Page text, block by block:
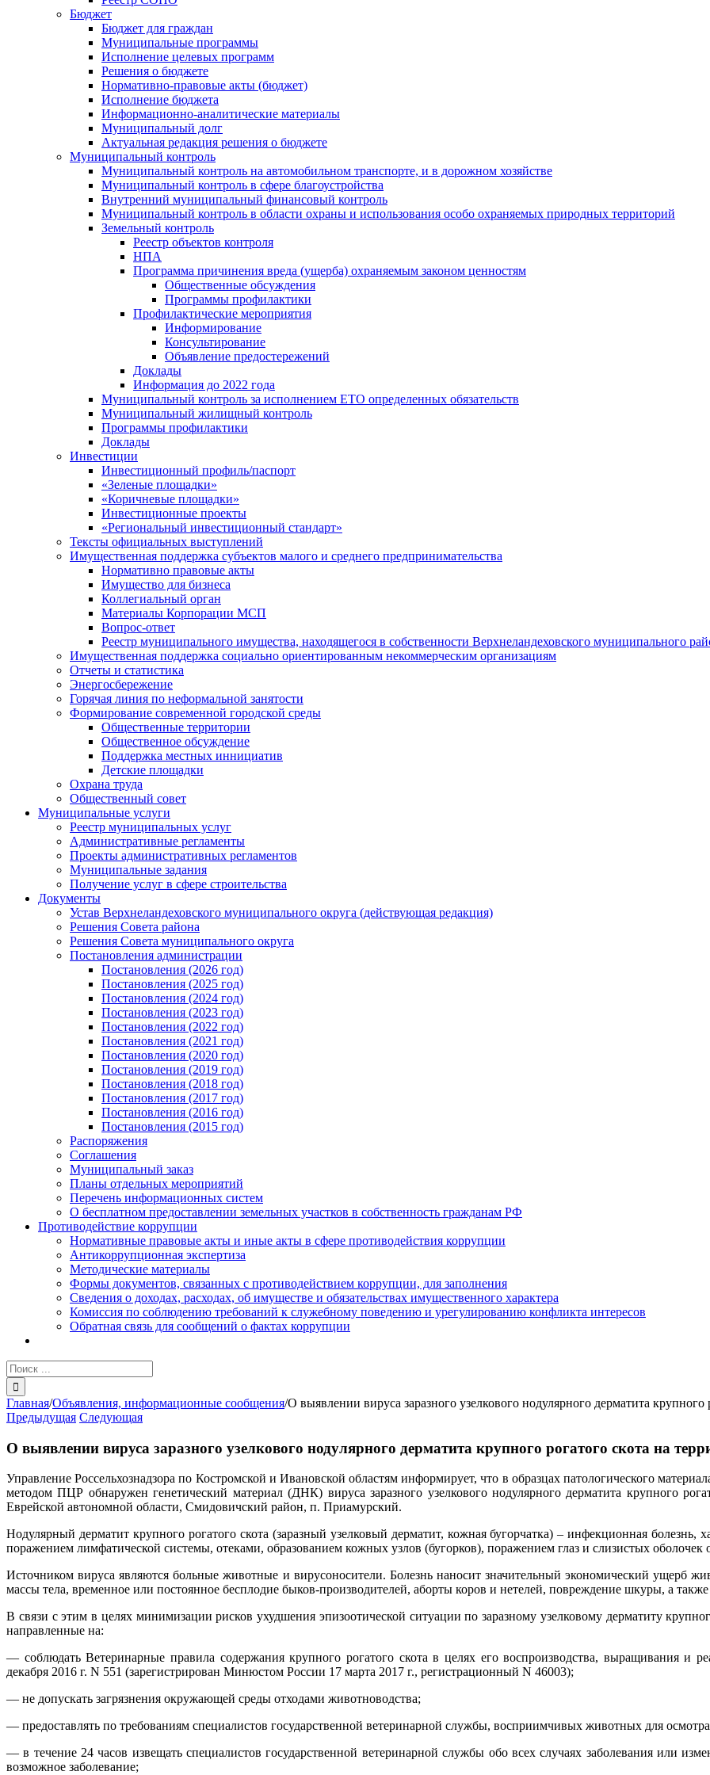
Бюджет
Бюджет для граждан
Муниципальные программы
Исполнение целевых программ
Решения о бюджете
Нормативно-правовые акты (бюджет)
Исполнение бюджета
Информационно-аналитические материалы
Муниципальный долг
Актуальная редакция решения о бюджете
Муниципальный контроль
Муниципальный контроль на автомобильном транспорте, и в дорожном хозяйстве
Муниципальный контроль в сфере благоустройства
Внутренний муниципальный финансовый контроль
Муниципальный контроль в области охраны и использования особо охраняемых природных территорий
Земельный контроль
Реестр объектов контроля
НПА
Программа причинения вреда (ущерба) охраняемым законом ценностям
Общественные обсуждения
Программы профилактики
Профилактические мероприятия
Информирование
Консультирование
Объявление предостережений
Доклады
Информация до 2022 года
Муниципальный контроль за исполнением ЕТО определенных обязательств
Муниципальный жилищный контроль
Программы профилактики
Доклады
Инвестиции
Инвестиционный профиль/паспорт
«Зеленые площадки»
«Коричневые площадки»
Инвестиционные проекты
«Региональный инвестиционный стандарт»
Тексты официальных выступлений
Имущественная поддержка субъектов малого и среднего предпринимательства
Нормативно правовые акты
Имущество для бизнеса
Коллегиальный орган
Материалы Корпорации МСП
Вопрос-ответ
Реестр муниципального имущества, находящегося в собственности Верхнеландеховского муниципального
Имущественная поддержка социально ориентированным некоммерческим организациям
Отчеты и статистика
Энергосбережение
Горячая линия по неформальной занятости
Формирование современной городской среды
Общественные территории
Общественное обсуждение
Поддержка местных иннициатив
Детские площадки
Охрана труда
Общественный совет
Муниципальные услуги
Реестр муниципальных услуг
Административные регламенты
Проекты административных регламентов
Муниципальные задания
Получение услуг в сфере строительства
Документы
Устав Верхнеландеховского муниципального округа (действующая редакция)
Решения Совета района
Решения Совета муниципального округа
Постановления администрации
Постановления (2026 год)
Постановления (2025 год)
Постановления (2024 год)
Постановления (2023 год)
Постановления (2022 год)
Постановления (2021 год)
Постановления (2020 год)
Постановления (2019 год)
Постановления (2018 год)
Постановления (2017 год)
Постановления (2016 год)
Постановления (2015 год)
Распоряжения
Соглашения
Муниципальный заказ
Планы отдельных мероприятий
Перечень информационных систем
О бесплатном предоставлении земельных участков в собственность гражданам РФ
Противодействие коррупции
Нормативные правовые акты и иные акты в сфере противодействия коррупции
Антикоррупционная экспертиза
Методические материалы
Формы документов, связанных с противодействием коррупции, для заполнения
Сведения о доходах, расходах, об имуществе и обязательствах имущественного характера
Комиссия по соблюдению требований к служебному поведению и урегулированию конфликта интересов
Обратная связь для сообщений о фактах коррупции
Результат
поиска:
Главная/Объявления, информационные сообщения/О выявлении вируса заразного узелкового нодулярного дерматита
Предыдущая Следующая
О выявлении вируса заразного узелкового нодулярного дерматита крупного рогатого скота на
Управление Россельхознадзора по Костромской и Ивановской областям информирует, что в образцах патологического
методом ПЦР обнаружен генетический материал (ДНК) вируса заразного узелкового нодулярного дерматита крупного
Еврейской автономной области, Смидовичский район, п. Приамурский.
Нодулярный дерматит крупного рогатого скота (заразный узелковый дерматит, кожная бугорчатка) – инфекционная
поражением лимфатической системы, отеками, образованием кожных узлов (бугорков), поражением глаз и слизистых
Источником вируса являются больные животные и вирусоносители. Болезнь наносит значительный экономический ущерб
массы тела, временное или постоянное бесплодие быков-производителей, аборты коров и нетелей, повреждение шкуры, а
В связи с этим в целях минимизации рисков ухудшения эпизоотической ситуации по заразному узелковому дерматиту
направленные на:
— соблюдать Ветеринарные правила содержания крупного рогатого скота в целях его воспроизводства, выращивания и
декабря 2016 г. N 551 (зарегистрирован Минюстом России 17 марта 2017 г., регистрационный N 46003);
— не допускать загрязнения окружающей среды отходами животноводства;
— предоставлять по требованиям специалистов государственной ветеринарной службы, восприимчивых животных для
— в течение 24 часов извещать специалистов государственной ветеринарной службы обо всех случаях заболевания или
возможное заболевание;